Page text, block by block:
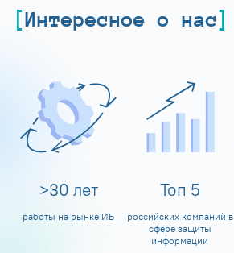
Интересное о нас
>30 лет
работы на рынке ИБ
Топ 5
российских компаний в
сфере защиты
информации